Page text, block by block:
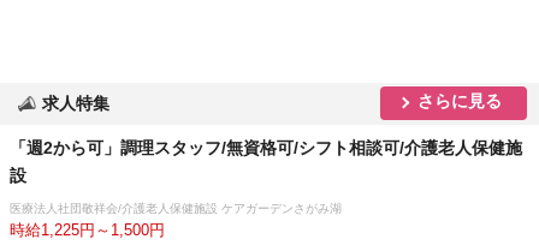
求人特集 さらに見る
「週2から可」調理スタッフ/無資格可/シフト相談可/介護老人保健施
設
医療法人社団敬祥会/介護老人保健施設 ケアガーデンさがみ湖
時給1,225円～1,500円